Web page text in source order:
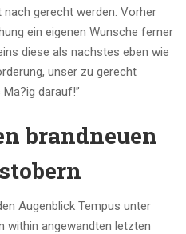
gerecht werden. Vorher
ein eigenen Wunsche ferner
diese als nachstes eben wie
unser zu gerecht
darauf!”
brandneuen
Augenblick Tempus unter
within angewandten letzten